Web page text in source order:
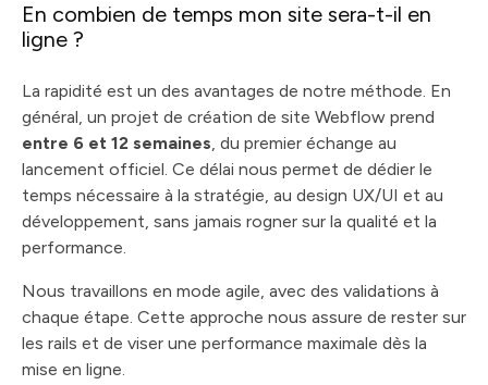
En combien de temps mon site sera-t-il en
ligne ?
La rapidité est un des avantages de notre méthode. En
général, un projet de création de site Webflow prend
entre 6 et 12 semaines, du premier échange au
lancement officiel. Ce délai nous permet de dédier le
temps nécessaire à la stratégie, au design UX/UI et au
développement, sans jamais rogner sur la qualité et la
performance.
Nous travaillons en mode agile, avec des validations à
chaque étape. Cette approche nous assure de rester sur
les rails et de viser une performance maximale dès la
mise en ligne.